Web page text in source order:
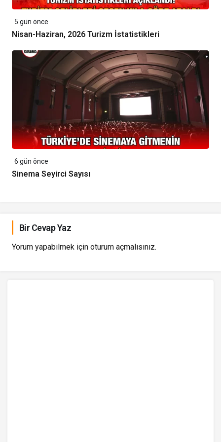
5 gün önce
Nisan-Haziran, 2026 Turizm İstatistikleri
6 gün önce
Sinema Seyirci Sayısı
Bir Cevap Yaz
Yorum yapabilmek için oturum açmalısınız.